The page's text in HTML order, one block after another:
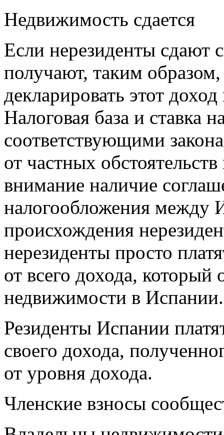
Недвижимость сдается
Если нерезиденты сдают
получают, таким образом,
декларировать этот
Налоговая база и ставка
соответствующими
от частных
внимание наличие
налогообложения между
происхождения
нерезиденты просто
от всего дохода,
недвижимости в Испании.
Резиденты Испании
своего дохода,
от уровня дохода.
Членские взносы